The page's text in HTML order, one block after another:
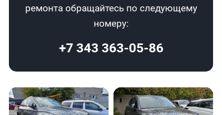
ремонта обращайтесь по следующему
номеру:
+7 343 363-05-86